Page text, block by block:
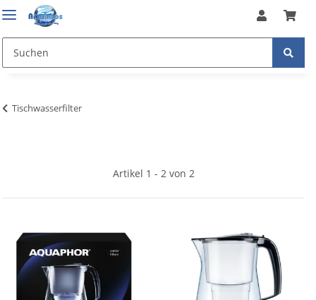
Tischwasserfilter
Artikel 1 - 2 von 2